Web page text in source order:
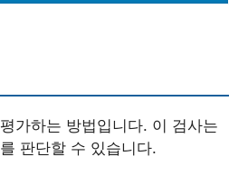
가하는 방법입니다. 이 검사는
판단할 수 있습니다.